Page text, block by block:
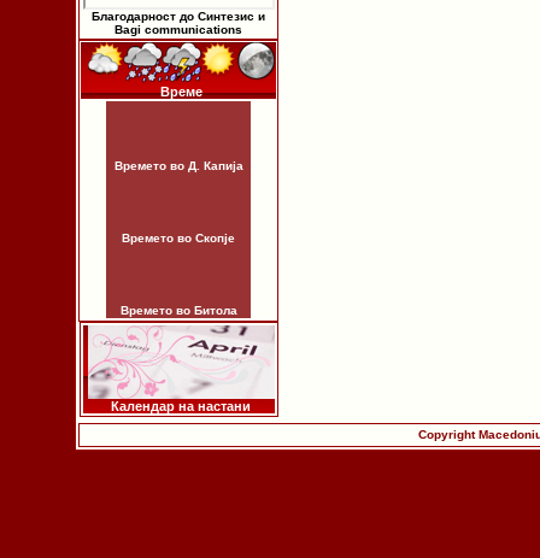
Благодарност до Синтезис и
Bagi communications
Време
Времето во Д. Капија
Времето во Скопје
Времето во Битола
Календар на настани
Copyright